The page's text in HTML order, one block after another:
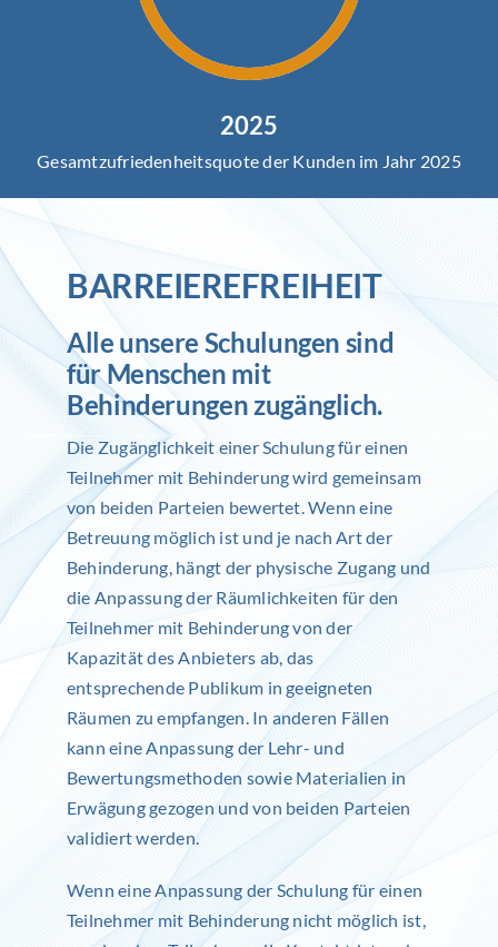
2025
Gesamtzufriedenheitsquote der Kunden im Jahr 2025
BARREIEREFREIHEIT
Alle unsere Schulungen sind
für Menschen mit
Behinderungen zugänglich.
Die Zugänglichkeit einer Schulung für einen
Teilnehmer mit Behinderung wird gemeinsam
von beiden Parteien bewertet. Wenn eine
Betreuung möglich ist und je nach Art der
Behinderung, hängt der physische Zugang und
die Anpassung der Räumlichkeiten für den
Teilnehmer mit Behinderung von der
Kapazität des Anbieters ab, das
entsprechende Publikum in geeigneten
Räumen zu empfangen. In anderen Fällen
kann eine Anpassung der Lehr- und
Bewertungsmethoden sowie Materialien in
Erwägung gezogen und von beiden Parteien
validiert werden.
Wenn eine Anpassung der Schulung für einen
Teilnehmer mit Behinderung nicht möglich ist,